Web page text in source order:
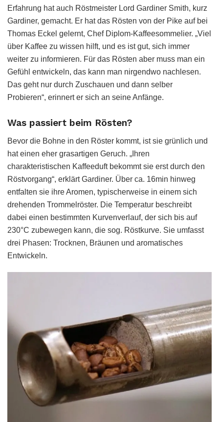
Erfahrung hat auch Röstmeister Lord Gardiner Smith, kurz
Gardiner, gemacht. Er hat das Rösten von der Pike auf bei
Thomas Eckel gelernt, Chef Diplom-Kaffeesommelier. „Viel
über Kaffee zu wissen hilft, und es ist gut, sich immer
weiter zu informieren. Für das Rösten aber muss man ein
Gefühl entwickeln, das kann man nirgendwo nachlesen.
Das geht nur durch Zuschauen und dann selber
Probieren“, erinnert er sich an seine Anfänge.
Was passiert beim Rösten?
Bevor die Bohne in den Röster kommt, ist sie grünlich und
hat einen eher grasartigen Geruch. „Ihren
charakteristischen Kaffeeduft bekommt sie erst durch den
Röstvorgang“, erklärt Gardiner. Über ca. 16min hinweg
entfalten sie ihre Aromen, typischerweise in einem sich
drehenden Trommelröster. Die Temperatur beschreibt
dabei einen bestimmten Kurvenverlauf, der sich bis auf
230°C zubewegen kann, die sog. Röstkurve. Sie umfasst
drei Phasen: Trocknen, Bräunen und aromatisches
Entwickeln.